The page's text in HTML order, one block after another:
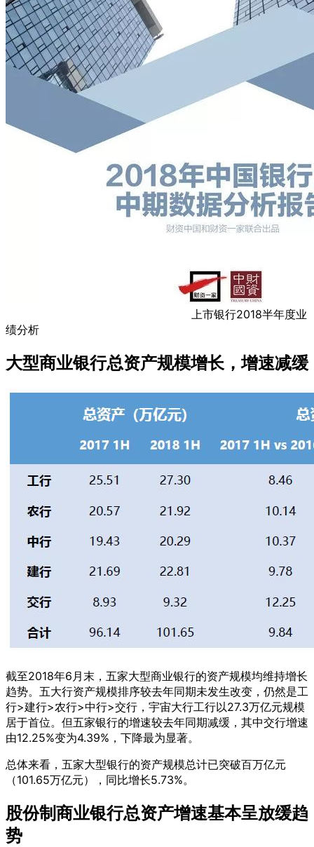
上市银行2018半年度业
绩分析
大型商业银行总资产规模增长，增速减缓
截至2018年6月末，五家大型商业银行的资产规模均维持增长
趋势。五大行资产规模排序较去年同期未发生改变，仍然是工
行>建行>农行>中行>交行，宇宙大行工行以27.3万亿元规模
居于首位。但五家银行的增速较去年同期减缓，其中交行增速
由12.25%变为4.39%，下降最为显著。
总体来看，五家大型银行的资产规模总计已突破百万亿元
（101.65万亿元），同比增长5.73%。
股份制商业银行总资产增速基本呈放缓趋
势